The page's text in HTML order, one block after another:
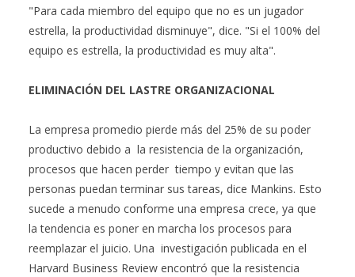
"Para cada miembro del equipo que no es un jugador
estrella, la productividad disminuye", dice. "Si el 100% del
equipo es estrella, la productividad es muy alta".
ELIMINACIÓN DEL LASTRE ORGANIZACIONAL
La empresa promedio pierde más del 25% de su poder
productivo debido a la resistencia de la organización,
procesos que hacen perder tiempo y evitan que las
personas puedan terminar sus tareas, dice Mankins. Esto
sucede a menudo conforme una empresa crece, ya que
la tendencia es poner en marcha los procesos para
reemplazar el juicio. Una investigación publicada en el
Harvard Business Review encontró que la resistencia